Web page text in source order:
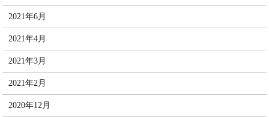
2021年6月
2021年4月
2021年3月
2021年2月
2020年12月